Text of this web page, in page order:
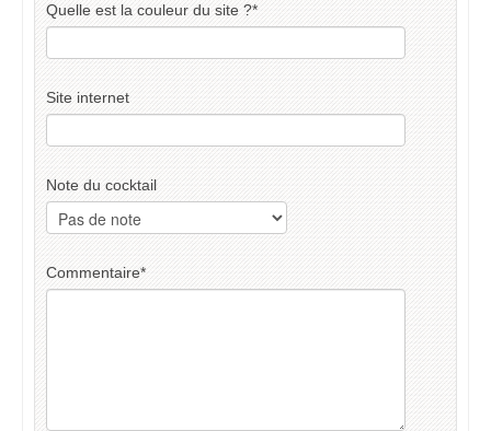
Quelle est la couleur du site ?*
Site internet
Note du cocktail
Commentaire*